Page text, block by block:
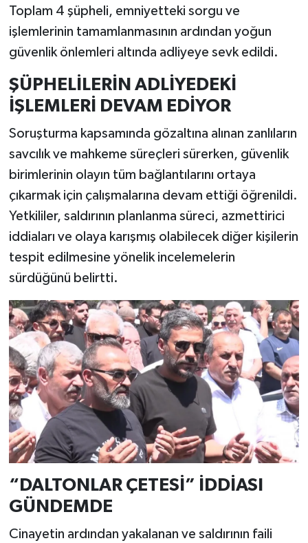
Toplam 4 şüpheli, emniyetteki sorgu ve
işlemlerinin tamamlanmasının ardından yoğun
güvenlik önlemleri altında adliyeye sevk edildi.
ŞÜPHELİLERİN ADLİYEDEKİ
İŞLEMLERİ DEVAM EDİYOR
Soruşturma kapsamında gözaltına alınan zanlıların
savcılık ve mahkeme süreçleri sürerken, güvenlik
birimlerinin olayın tüm bağlantılarını ortaya
çıkarmak için çalışmalarına devam ettiği öğrenildi.
Yetkililer, saldırının planlanma süreci, azmettirici
iddiaları ve olaya karışmış olabilecek diğer kişilerin
tespit edilmesine yönelik incelemelerin
sürdüğünü belirtti.
“DALTONLAR ÇETESİ” İDDİASI
GÜNDEMDE
Cinayetin ardından yakalanan ve saldırının faili